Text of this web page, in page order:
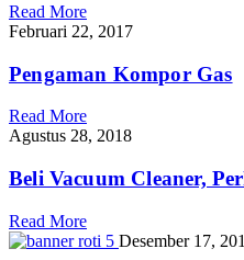
Read More
Februari 22, 2017
Pengaman Kompor Gas
Read More
Agustus 28, 2018
Beli Vacuum Cleaner,
Read More
Desember 17,